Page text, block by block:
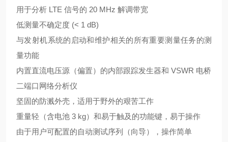
用于分析 LTE 信号的 20 MHz 解调带宽
低测量不确定度 (< 1 dB)
与发射机系统的启动和维护相关的所有重要测量任务的测
量功能
内置直流电压源（偏置）的内部跟踪发生器和 VSWR 电桥
二端口网络分析仪
坚固的防溅外壳，适用于野外的艰苦工作
重量轻（含电池 3 kg）和易于触及的功能键，易于操作
由于用户可配置的自动测试序列（向导），操作简单